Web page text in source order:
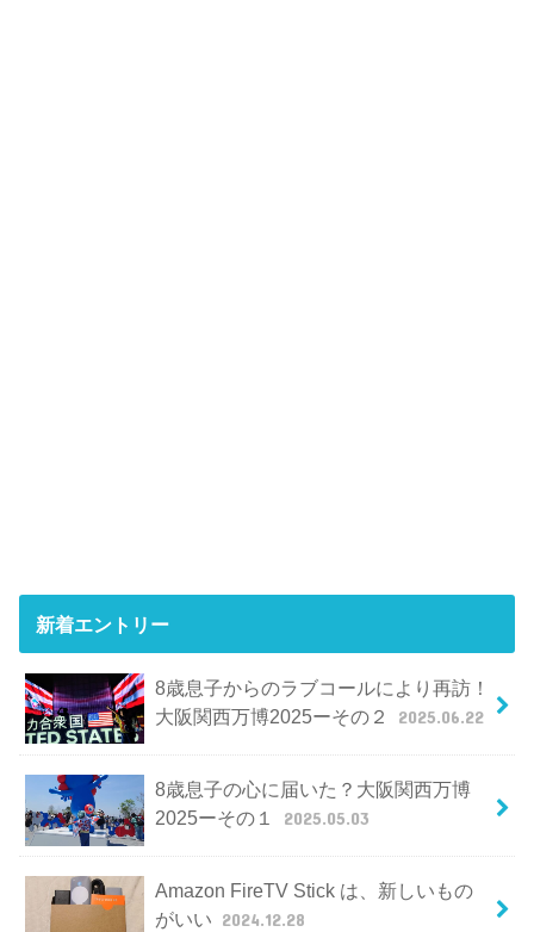
新着エントリー
8歳息子からのラブコールにより再訪！
大阪関西万博2025ーその２
2025.06.22
8歳息子の心に届いた？大阪関西万博
2025ーその１
2025.05.03
Amazon FireTV Stick は、新しいもの
がいい 2024.12.28